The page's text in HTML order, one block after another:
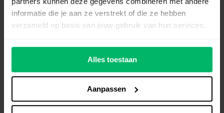
informatie die je aan ze verstrekt of die ze hebben
verzameld op basis van jouw gebruik van hun services.
Alles toestaan
Aanpassen
ondernemers over privacy en
de AVG./
contactformulier